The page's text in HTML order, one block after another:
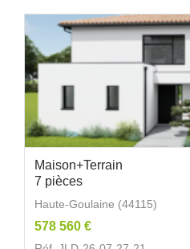
Maison+Terrain
7 pièces
Haute-Goulaine (44115)
578 560 €